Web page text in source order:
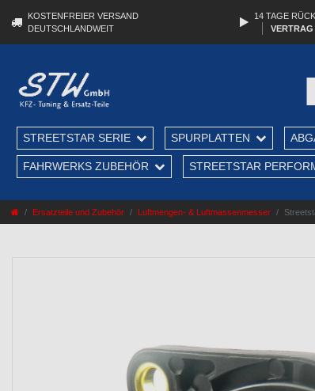
KOSTENFREIER VERSAND
DEUTSCHLANDWEIT
14 TAGE
VERTRAG
STREETSTAR SERIE SPURPLATTEN
FAHRWERKS ZUBEHÖR STREETSTAR
Ersatzteile und Zubehör Luftmengen- & Luftmassenmesser